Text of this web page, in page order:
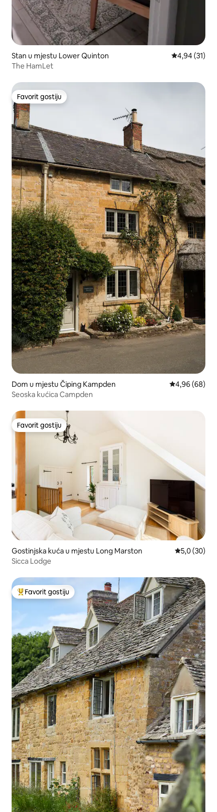
Stan u mjestu Lower Quinton Prosječna
4,94 (31)
The HamLet
Favorit gostiju
Favorit gostiju
Dom u mjestu Čiping Kampden Prosječna
4,96 (68)
Seoska kućica Campden
Favorit gostiju
Favorit gostiju
Gostinjska kuća u mjestu Long Marston Prosječna
5,0 (30)
Sicca Lodge
Glavni favorit gostiju
Favorit gostiju